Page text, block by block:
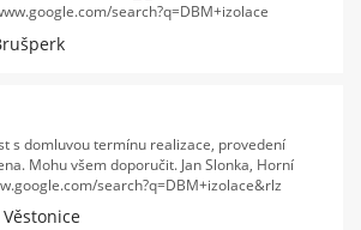
search?q=DBM+izolace
s domluvou termínu realizace, provedení
Mohu všem doporučit. Jan Slonka, Horní
search?q=DBM+izolace&rlz